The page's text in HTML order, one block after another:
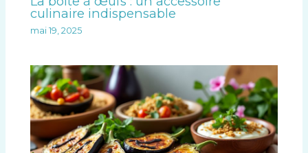
culinaire indispensable
mai 19, 2025